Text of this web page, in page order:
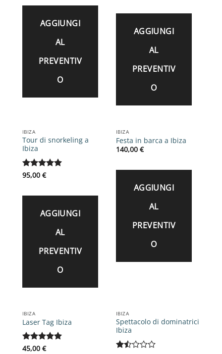
AGGIUNGI
AL
PREVENTIV
O
AGGIUNGI
AL
PREVENTIV
O
IBIZA
Tour di snorkeling a
Ibiza
Valutato
95,00 €
AGGIUNGI
AL
PREVENTIV
O
IBIZA
Festa in barca a Ibiza
140,00 €
AGGIUNGI
AL
PREVENTIV
O
IBIZA
Laser Tag Ibiza
Valutato
45,00 €
IBIZA
Spettacolo di dominatrici
Ibiza